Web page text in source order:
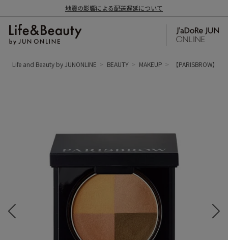
地震の影響による配送遅延について
Life and Beauty by JUNONLINE BEAUTY MAKEUP 【PARISBROW】